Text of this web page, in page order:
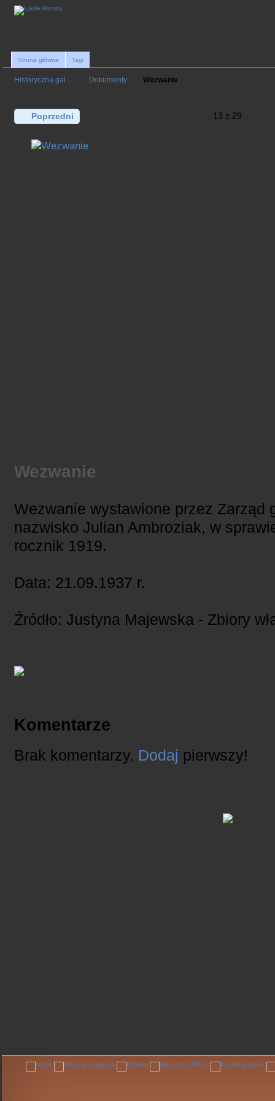
Strona główna Tagi
Historyczna gal… Dokumenty Wezwanie
Poprzedni 13 z 29
Wezwanie
Wezwanie wystawione przez Zarząd
nazwisko Julian Ambroziak, w
rocznik 1919.
Data: 21.09.1937 r.
Źródło: Justyna Majewska - Zbiory
Komentarze
Brak komentarzy. Dodaj pierwszy!